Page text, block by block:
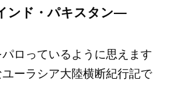
ンド・パキスタン―
ロっているように思えます
ーラシア大陸横断紀行記で